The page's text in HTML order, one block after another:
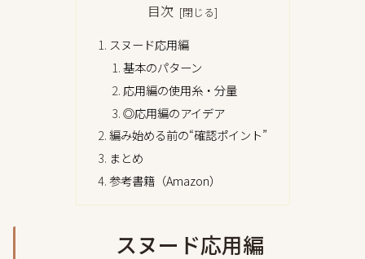
目次
スヌード応用編
基本のパターン
応用編の使用糸・分量
◎応用編のアイデア
編み始める前の“確認ポイント”
まとめ
参考書籍（Amazon）
スヌード応用編